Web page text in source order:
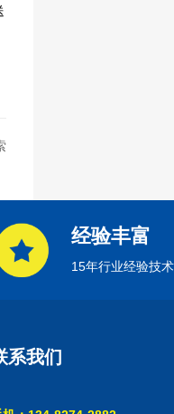
经验丰富
15年行业经验技
系我们